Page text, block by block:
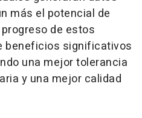
más el potencial de
progreso de estos
beneficios significativos
una mejor tolerancia
y una mejor calidad